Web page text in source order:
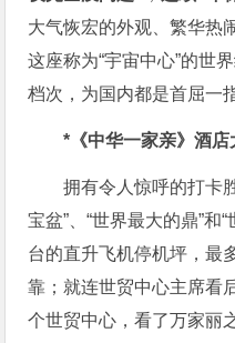
大气恢宏的外观、繁华热
这座称为“宇宙中心”的世
档次，为国内都是首屈一
*《中华一家亲》酒店
拥有令人惊呼的打卡
宝盆”、“世界最大的鼎”和
台的直升飞机停机坪，最
靠；就连世贸中心主席看
个世贸中心，看了万家丽